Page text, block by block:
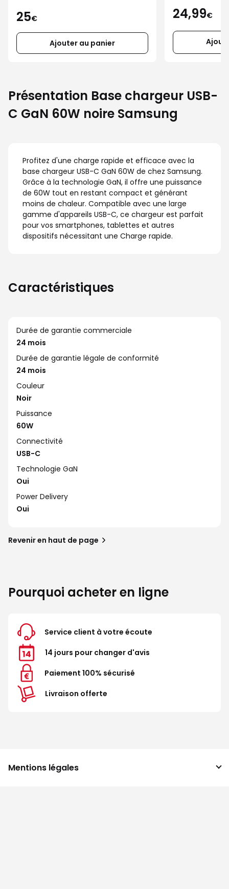
25€
Ajouter au panier
24,99€
Présentation Base chargeur USB-
C GaN 60W noire Samsung
Profitez d'une charge rapide et efficace avec la
base chargeur USB-C GaN 60W de chez Samsung.
Grâce à la technologie GaN, il offre une puissance
de 60W tout en restant compact et générant
moins de chaleur. Compatible avec une large
gamme d'appareils USB-C, ce chargeur est parfait
pour vos smartphones, tablettes et autres
dispositifs nécessitant une Charge rapide.
Caractéristiques
Durée de garantie commerciale
24 mois
Durée de garantie légale de conformité
24 mois
Couleur
Noir
Puissance
60W
Connectivité
USB-C
Technologie GaN
Oui
Power Delivery
Oui
Revenir en haut de page
Pourquoi acheter en ligne
Service client à votre écoute
14 jours pour changer d'avis
Paiement 100% sécurisé
Livraison offerte
Mentions légales